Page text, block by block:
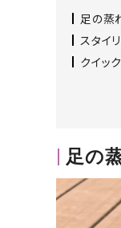
足の蒸
スタイ
クイッ
足の